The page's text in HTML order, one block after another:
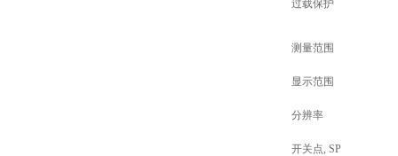
过载保护
测量范围
显示范围
分辨率
开关点, SP